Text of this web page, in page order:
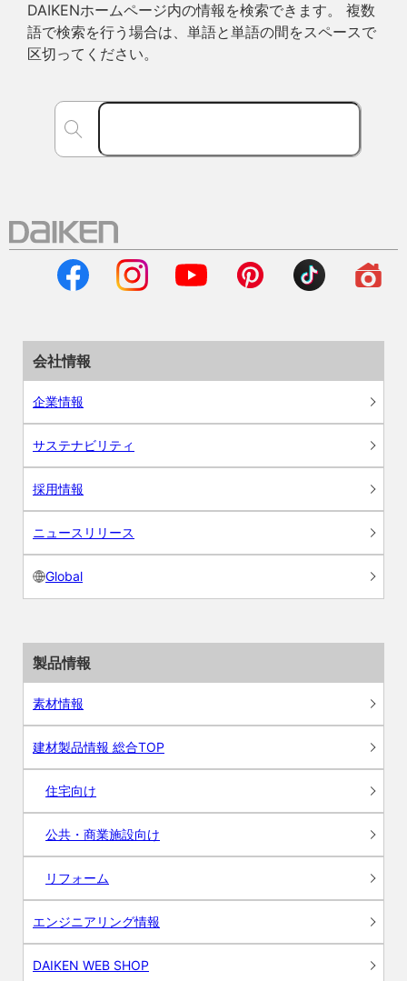
DAIKENホームページ内の情報を検索できます。 複数
語で検索を行う場合は、単語と単語の間をスペースで
区切ってください。
会社情報
企業情報
サステナビリティ
採用情報
ニュースリリース
Global
製品情報
素材情報
建材製品情報 総合TOP
住宅向け
公共・商業施設向け
リフォーム
エンジニアリング情報
DAIKEN WEB SHOP